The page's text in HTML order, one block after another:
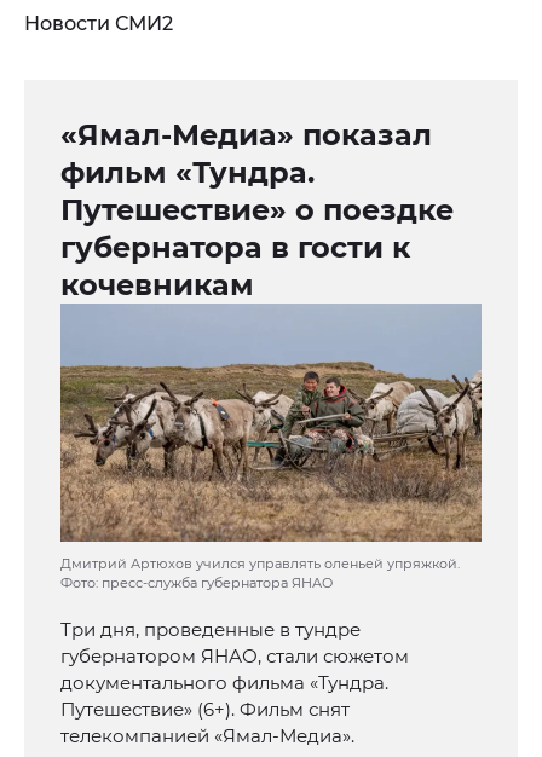
Новости СМИ2
«Ямал-Медиа» показал
фильм «Тундра.
Путешествие» о поездке
губернатора в гости к
кочевникам
Дмитрий Артюхов учился управлять оленьей упряжкой.
Фото: пресс-служба губернатора ЯНАО
Три дня, проведенные в тундре
губернатором ЯНАО, стали сюжетом
документального фильма «Тундра.
Путешествие» (6+). Фильм снят
телекомпанией «Ямал-Медиа».